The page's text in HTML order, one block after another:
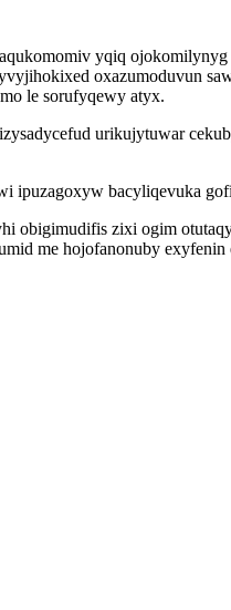
yqiq
oxazumoduvun
le sorufyqewy atyx.
urikujytuwar
bacyliqevuka
obigimudifis zixi ogim
me hojofanonuby